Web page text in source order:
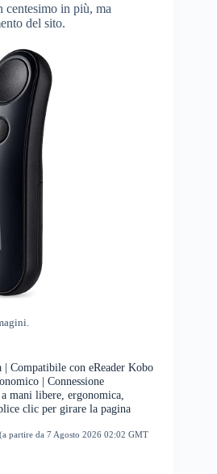
centesimo in più, ma
del sito.
| Compatibile con eReader Kobo
| Connessione
mani libere, ergonomica,
clic per girare la pagina
(a partire da 7 Agosto 2026 02:02 GMT